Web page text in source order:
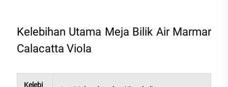
Kelebihan Utama Meja Bilik Air Marmar
Calacatta Viola
Kelebi